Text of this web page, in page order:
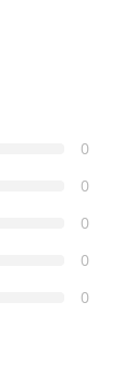
0
0
0
0
0